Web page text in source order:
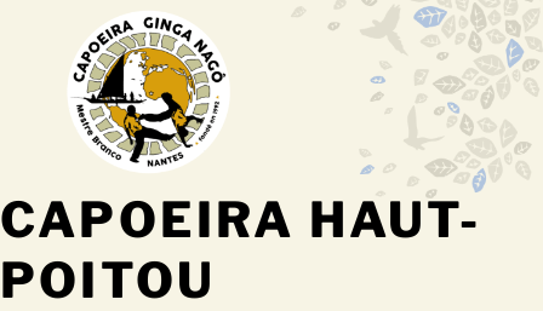
contenu
principal
CAPOEIRA HAUT-
POITOU